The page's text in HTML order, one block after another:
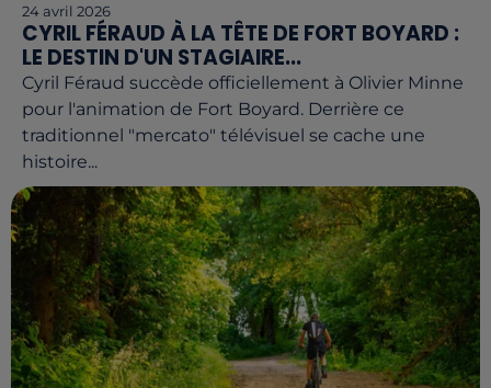
24 avril 2026
CYRIL FÉRAUD À LA TÊTE DE FORT BOYARD :
LE DESTIN D'UN STAGIAIRE...
Cyril Féraud succède officiellement à Olivier Minne
pour l'animation de Fort Boyard. Derrière ce
traditionnel "mercato" télévisuel se cache une
histoire...